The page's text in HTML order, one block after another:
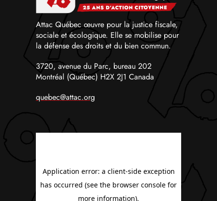
Attac Québec œuvre pour la justice fiscale,
sociale et écologique. Elle se mobilise pour
la défense des droits et du bien commun.
3720, avenue du Parc, bureau 202
Montréal (Québec) H2X 2J1 Canada
quebec@attac.org